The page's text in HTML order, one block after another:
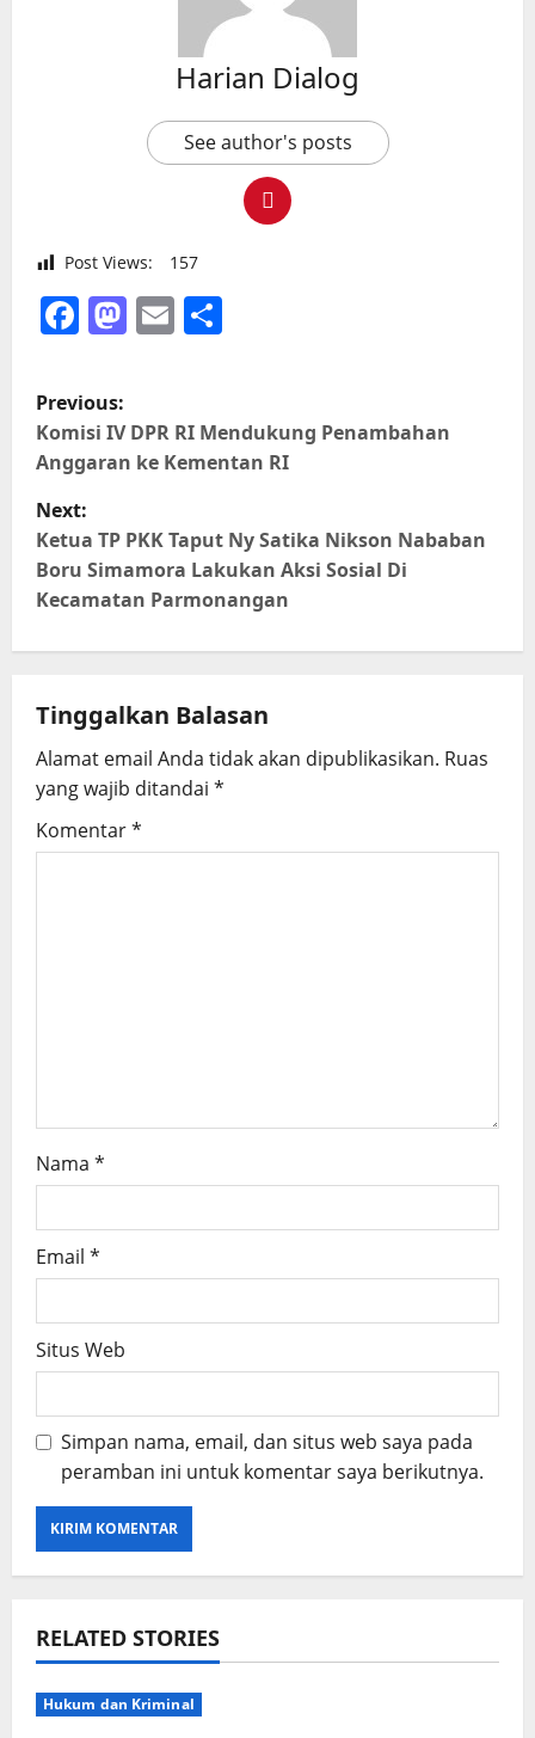
Harian Dialog
See author's posts
Post Views: 157
Facebook
Mastodon
Email
P
o
s
t
n
a
v
i
g
a
Previous:
Komisi IV DPR RI Mendukung Penambahan
Anggaran ke Kementan RI
Next:
Ketua TP PKK Taput Ny Satika Nikson Nababan
Boru Simamora Lakukan Aksi Sosial Di
Kecamatan Parmonangan
Tinggalkan Balasan
Alamat email Anda tidak akan dipublikasikan. Ruas
yang wajib ditandai *
Komentar*
Nama *
Email *
Situs Web
Simpan nama, email, dan situs web saya pada
peramban ini untuk komentar saya berikutnya.
RELATED STORIES
Hukum dan Kriminal